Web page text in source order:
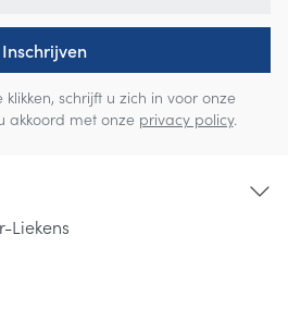
Inschrijven
schrijft u zich in voor onze
akkoord met onze privacy policy.
Liekens